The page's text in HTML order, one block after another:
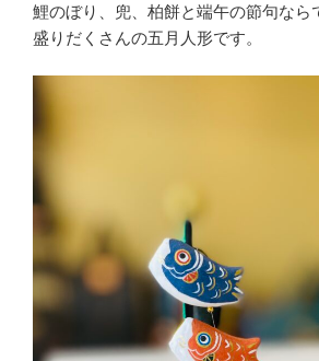
鯉のぼり、兜、柏餅と端午の節句なら
盛りだくさんの五月人形です。